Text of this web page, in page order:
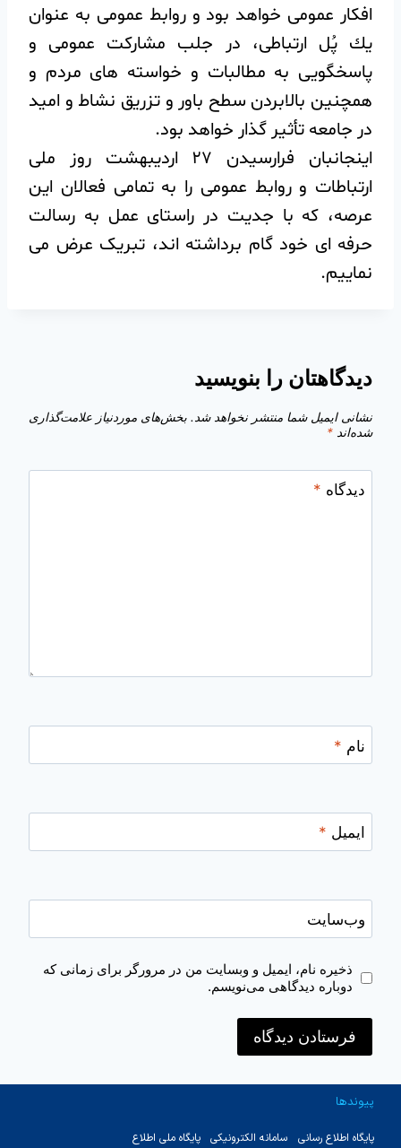
افكار عمومی خواهد بود و روابط عمومی به عنوان
يك پُل ارتباطی، در جلب مشاركت عمومی و
پاسخگويی به مطالبات و خواسته های مردم و
همچنين بالابردن سطح باور و تزريق نشاط و اميد
در جامعه تأثير گذار خواهد بود.
اینجانبان فرارسیدن ۲۷ اردیبهشت روز ملی
ارتباطات و روابط عمومی را به تمامی فعالان این
عرصه، که با جدیت در راستای عمل به رسالت
حرفه ای خود گام برداشته اند، تبریک عرض می
نماییم.‌
دیدگاهتان را بنویسید
نشانی ایمیل شما منتشر نخواهد شد. بخش‌های موردنیاز علامت‌گذاری
شده‌اند *
دیدگاه *
نام *
ایمیل *
وب‌سایت
ذخیره نام، ایمیل و وبسایت من در مرورگر برای زمانی که
دوباره دیدگاهی می‌نویسم.
پیوندها
پایگاه اطلاع رسانی سامانه الکترونیکی پایگاه ملی اطلاع